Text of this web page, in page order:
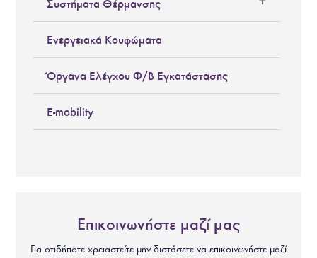
Συστήματα Θέρμανσης
Ενεργειακά Κουφώματα
Όργανα Ελέγχου Φ/Β Εγκατάστασης
E-mobility
Επικοινωνήστε μαζί μας
Για οτιδήποτε χρειαστείτε μην διστάσετε να επικοινωνήστε μαζί